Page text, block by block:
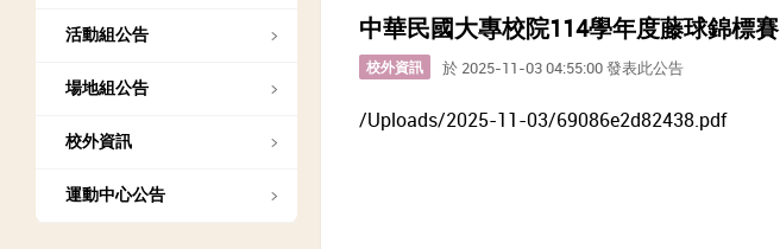
活動組公告
場地組公告
校外資訊
運動中心公告
中華民國大專校院114學年度藤球錦標賽
校外資訊 於 2025-11-03 04:55:00 發表此公告
/Uploads/2025-11-03/69086e2d82438.pdf